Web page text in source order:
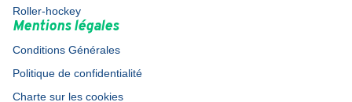
Roller-hockey
Mentions légales
Conditions Générales
Politique de confidentialité
Charte sur les cookies